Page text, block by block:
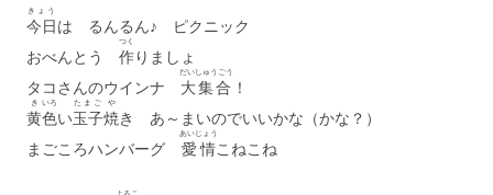
今日
きょう
は るんるん♪ ピクニック
おべんとう 作
つく
りましょ
タコさんのウインナ 大集合
だいしゅうごう
！
黄
き
色
いろ
い玉子
たまご
焼
や
き あ～まいのでいいかな（かな？）
まごころハンバーグ 愛情
あいじょう
こねこね